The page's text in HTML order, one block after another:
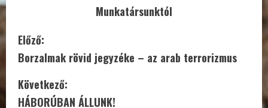
Munkatársunktól
C
o
n
Előző:
Borzalmak rövid jegyzéke – az arab terrorizmus
Következő:
HÁBORÚBAN ÁLLUNK!